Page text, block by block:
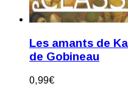
Les amants de
de Gobineau
0,99€